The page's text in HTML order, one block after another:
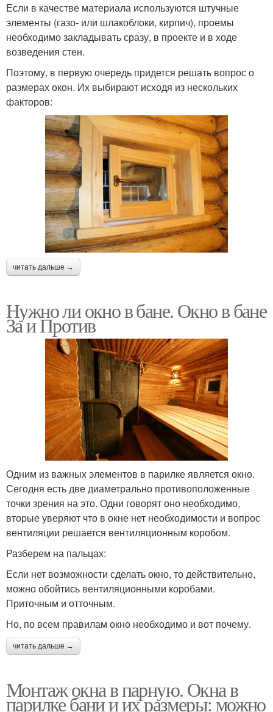
Если в качестве материала используются штучные
элементы (газо- или шлакоблоки, кирпич), проемы
необходимо закладывать сразу, в проекте и в ходе
возведения стен.
Поэтому, в первую очередь придется решать вопрос о
размерах окон. Их выбирают исходя из нескольких
факторов:
читать дальше →
Нужно ли окно в бане. Окно в бане
За и Против
Одним из важных элементов в парилке является окно.
Сегодня есть две диаметрально противоположенные
точки зрения на это. Одни говорят оно необходимо,
вторые уверяют что в окне нет необходимости и вопрос
вентиляции решается вентиляционным коробом.
Разберем на пальцах:
Если нет возможности сделать окно, то действительно,
можно обойтись вентиляционными коробами.
Приточным и отточным.
Но, по всем правилам окно необходимо и вот почему.
читать дальше →
Монтаж окна в парную. Окна в
парилке бани и их размеры: можно